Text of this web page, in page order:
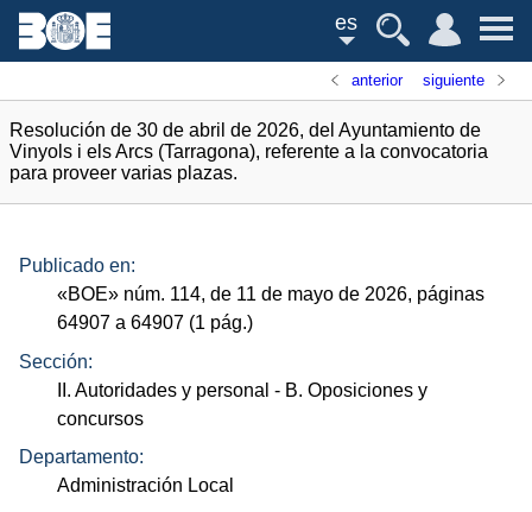
es
anterior siguiente
Resolución de 30 de abril de 2026, del Ayuntamiento de
Vinyols i els Arcs (Tarragona), referente a la convocatoria
para proveer varias plazas.
Publicado en:
«BOE» núm. 114, de 11 de mayo de 2026, páginas
64907 a 64907 (1 pág.)
Sección:
II. Autoridades y personal - B. Oposiciones y
concursos
Departamento:
Administración Local